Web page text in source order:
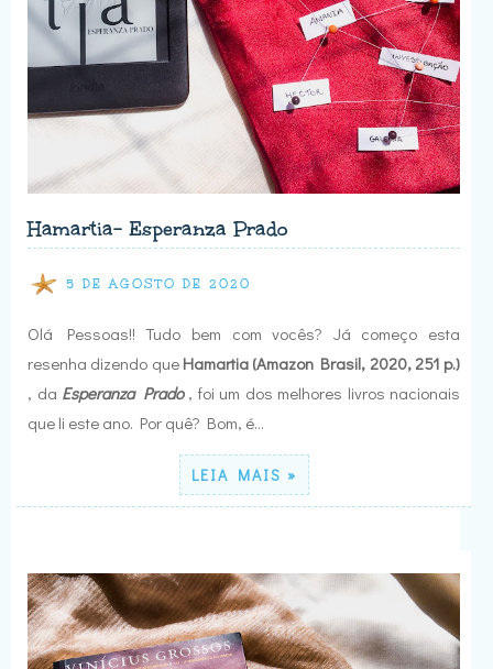
Hamartia- Esperanza Prado
5 DE AGOSTO DE 2020
Olá Pessoas!! Tudo bem com vocês? Já começo esta
resenha dizendo que Hamartia (Amazon Brasil, 2020, 251 p.)
, da Esperanza Prado, foi um dos melhores livros nacionais
que li este ano. Por quê? Bom, é…
LEIA MAIS »